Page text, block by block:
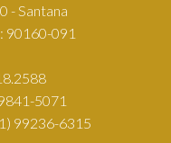
- Santana
90160-091
5071
99236-6315